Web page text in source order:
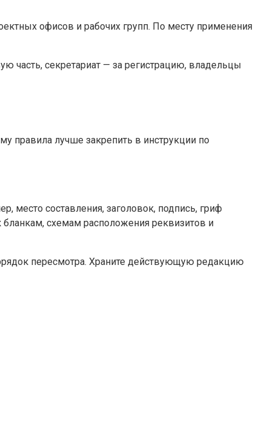
офисов и рабочих групп. По месту применения
часть, секретариат — за регистрацию, владельцы
правила лучше закрепить в инструкции по
место составления, заголовок, подпись, гриф
бланкам, схемам расположения реквизитов и
пересмотра. Храните действующую редакцию